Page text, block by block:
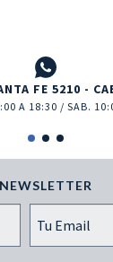
FE 5210 -
A 18:30 / SAB.
NEWSLETTER